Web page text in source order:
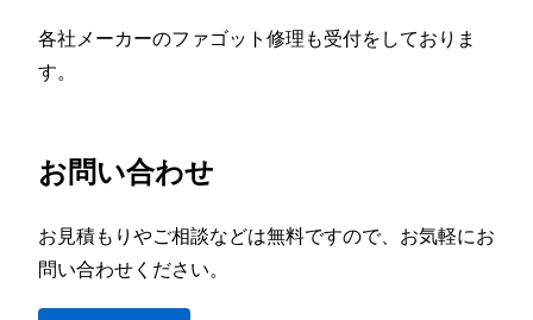
各社メーカーのファゴット修理も受付をしておりま
す。
お問い合わせ
お見積もりやご相談などは無料ですので、お気軽にお
問い合わせください。